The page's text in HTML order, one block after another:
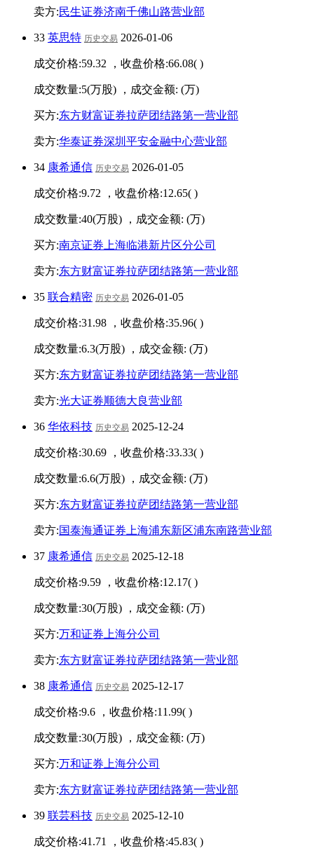
卖方:民生证券济南千佛山路营业部
33 英思特 历史交易 2026-01-06
成交价格:59.32 ，收盘价格:66.08( )
成交数量:5(万股) ，成交金额: (万)
买方:东方财富证券拉萨团结路第一营业部
卖方:华泰证券深圳平安金融中心营业部
34 康希通信 历史交易 2026-01-05
成交价格:9.72 ，收盘价格:12.65( )
成交数量:40(万股) ，成交金额: (万)
买方:南京证券上海临港新片区分公司
卖方:东方财富证券拉萨团结路第一营业部
35 联合精密 历史交易 2026-01-05
成交价格:31.98 ，收盘价格:35.96( )
成交数量:6.3(万股) ，成交金额: (万)
买方:东方财富证券拉萨团结路第一营业部
卖方:光大证券顺德大良营业部
36 华依科技 历史交易 2025-12-24
成交价格:30.69 ，收盘价格:33.33( )
成交数量:6.6(万股) ，成交金额: (万)
买方:东方财富证券拉萨团结路第一营业部
卖方:国泰海通证券上海浦东新区浦东南路营业部
37 康希通信 历史交易 2025-12-18
成交价格:9.59 ，收盘价格:12.17( )
成交数量:30(万股) ，成交金额: (万)
买方:万和证券上海分公司
卖方:东方财富证券拉萨团结路第一营业部
38 康希通信 历史交易 2025-12-17
成交价格:9.6 ，收盘价格:11.99( )
成交数量:30(万股) ，成交金额: (万)
买方:万和证券上海分公司
卖方:东方财富证券拉萨团结路第一营业部
39 联芸科技 历史交易 2025-12-10
成交价格:41.71 ，收盘价格:45.83( )